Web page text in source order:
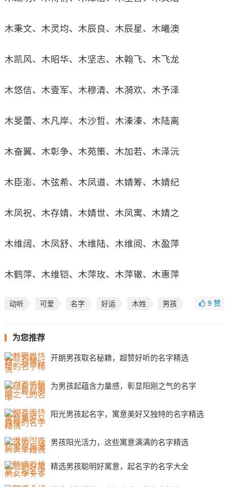
木秉文、木灵均、木辰良、木辰星、木曦澳
木凯风、木昭华、木坚志、木翰飞、木飞龙
木悠信、木壹军、木穆清、木漪欢、木予泽
木旻蕾、木凡岸、木沙哲、木溱溱、木陆离
木奋翼、木彰争、木苑策、木加若、木泽沅
木臣澎、木弦希、木凤道、木婧筹、木婧纪
木凤祝、木存婧、木婧世、木凤寓、木婧之
木维阔、木凤舒、木维陆、木维阅、木盈萍
木鹤萍、木维铠、木萍玫、木萍辙、木惠萍
动听 可爱 名字 好运 木姓 男孩 9赞
为您推荐
开朗男孩取名秘籍，超赞好听的名字精选
为男孩起蕴含力量感，彰显阳刚之气的名字
阳光男孩起名字，寓意美好又独特的名字精选
男孩阳光活力，这些寓意满满的名字精选
精选男孩聪明好寓意，起名字的名字大全